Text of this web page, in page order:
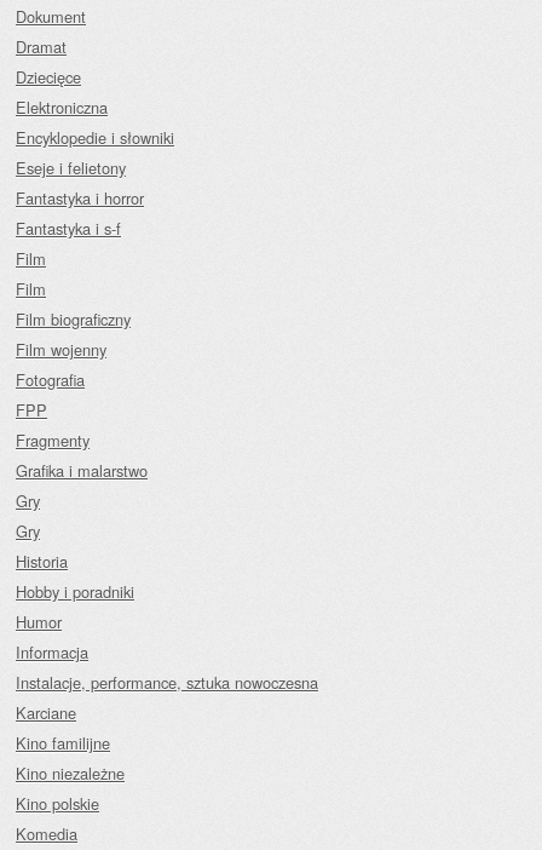
Dokument
Dramat
Dziecięce
Elektroniczna
Encyklopedie i słowniki
Eseje i felietony
Fantastyka i horror
Fantastyka i s-f
Film
Film
Film biograficzny
Film wojenny
Fotografia
FPP
Fragmenty
Grafika i malarstwo
Gry
Gry
Historia
Hobby i poradniki
Humor
Informacja
Instalacje, performance, sztuka nowoczesna
Karciane
Kino familijne
Kino niezależne
Kino polskie
Komedia